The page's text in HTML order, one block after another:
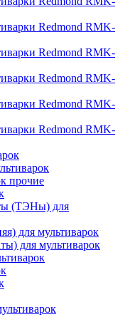
Redmond RMK-
Redmond RMK-
Redmond RMK-
Redmond RMK-
Redmond RMK-
прочие
(ТЭНы) для
для мультиварок
для мультиварок